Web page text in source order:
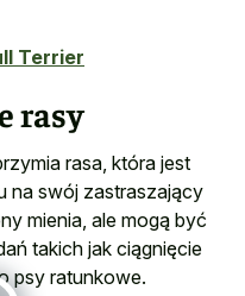
Terrier
rasy
rasa, która jest
na swój zastraszający
mienia, ale mogą być
takich jak ciągnięcie
psy ratunkowe.